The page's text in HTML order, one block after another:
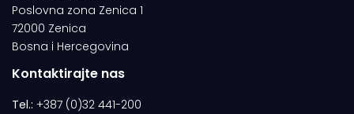
Poslovna zona Zenica 1
72000 Zenica
Bosna i Hercegovina
Kontaktirajte nas
Tel.: +387 (0)32 441-200